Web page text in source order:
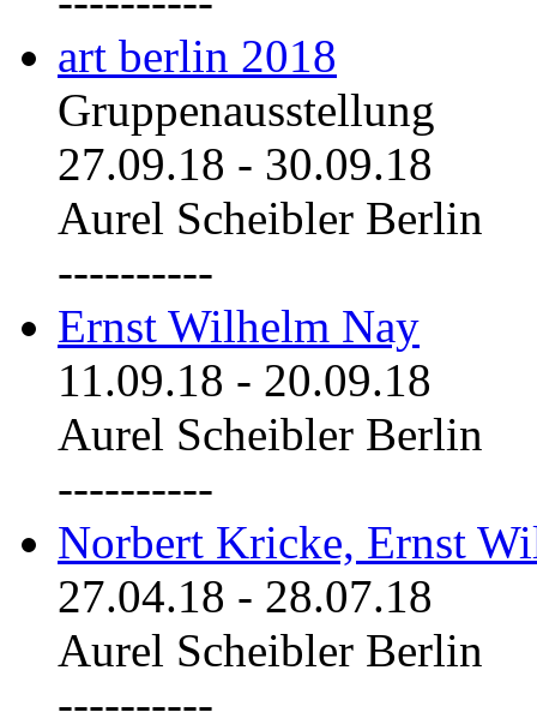
art berlin 2018
Gruppenausstellung
27.09.18 - 30.09.18
Aurel Scheibler Berlin
----------
Ernst Wilhelm Nay
11.09.18 - 20.09.18
Aurel Scheibler Berlin
----------
Norbert Kricke, Ernst
27.04.18 - 28.07.18
Aurel Scheibler Berlin
----------